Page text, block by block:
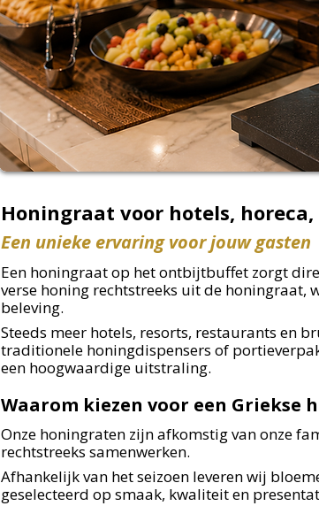
Honingraat voor hotels,
Een unieke ervaring voor jouw gasten
​Een honingraat op het ontbijtbuffet zorgt
verse honing rechtstreeks uit de honingraat,
beleving.
Steeds meer hotels, resorts, restaurants en
traditionele honingdispensers of
een hoogwaardige uitstraling.
Waarom kiezen voor een Griekse
Onze honingraten zijn afkomstig van onze
rechtstreeks samenwerken.
Afhankelijk van het seizoen leveren wij
geselecteerd op smaak, kwaliteit en